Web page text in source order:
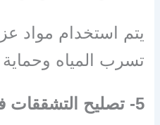
يتم استخدام مواد
تسرب المياه
5- تصليح التشققات في الجدران